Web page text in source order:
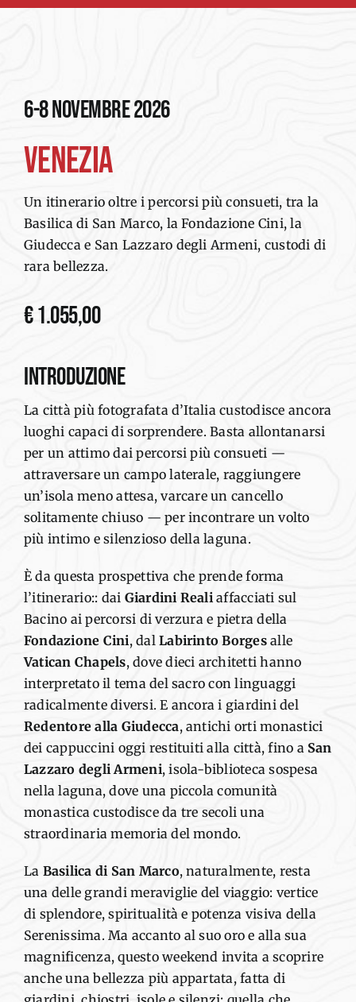
PROGRAMMA
MODULO DI ADESIONE
6-8 novembre 2026
VENEZIA
Un itinerario oltre i percorsi più consueti, tra la
Basilica di San Marco, la Fondazione Cini, la
Giudecca e San Lazzaro degli Armeni, custodi di
rara bellezza.
€ 1.055,00
INTRODUZIONE
La città più fotografata d’Italia custodisce ancora
luoghi capaci di sorprendere. Basta allontanarsi
per un attimo dai percorsi più consueti —
attraversare un campo laterale, raggiungere
un’isola meno attesa, varcare un cancello
solitamente chiuso — per incontrare un volto
più intimo e silenzioso della laguna.
È da questa prospettiva che prende forma
l’itinerario:: dai Giardini Reali affacciati sul
Bacino ai percorsi di verzura e pietra della
Fondazione Cini, dalLabirinto Borgesalle
Vatican Chapels, dove dieci architetti hanno
interpretato il tema del sacro con linguaggi
radicalmente diversi. E ancora i giardini del
Redentore alla Giudecca, antichi orti monastici
dei cappuccini oggi restituiti alla città, fino a San
Lazzaro degli Armeni, isola-biblioteca sospesa
nella laguna, dove una piccola comunità
monastica custodisce da tre secoli una
straordinaria memoria del mondo.
La Basilica di San Marco, naturalmente, resta
una delle grandi meraviglie del viaggio: vertice
di splendore, spiritualità e potenza visiva della
Serenissima. Ma accanto al suo oro e alla sua
magnificenza, questo weekend invita a scoprire
anche una bellezza più appartata, fatta di